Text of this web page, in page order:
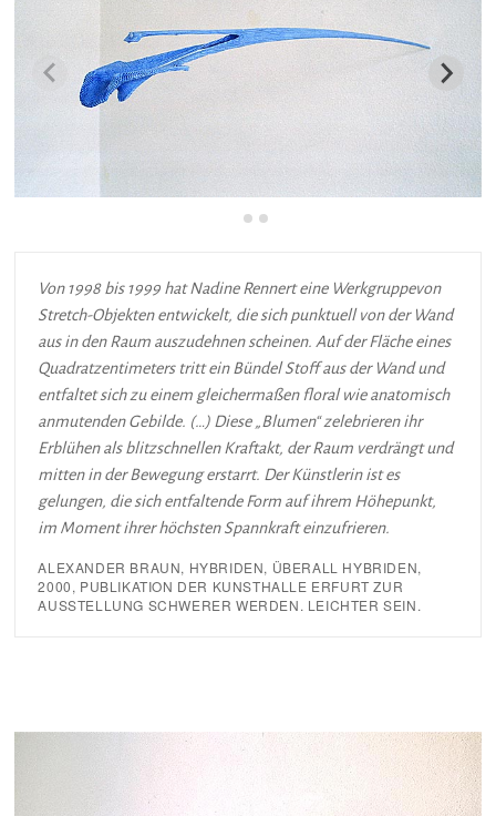
Von 1998 bis 1999 hat Nadine Rennert eine Werkgruppevon
Stretch-Objekten entwickelt, die sich punktuell von der Wand
aus in den Raum auszudehnen scheinen. Auf der Fläche eines
Quadratzentimeters tritt ein Bündel Stoff aus der Wand und
entfaltet sich zu einem gleichermaßen floral wie anatomisch
anmutenden Gebilde. (…) Diese „Blumen“ zelebrieren ihr
Erblühen als blitzschnellen Kraftakt, der Raum verdrängt und
mitten in der Bewegung erstarrt. Der Künstlerin ist es
gelungen, die sich entfaltende Form auf ihrem Höhepunkt,
im Moment ihrer höchsten Spannkraft einzufrieren.
ALEXANDER BRAUN, HYBRIDEN, ÜBERALL HYBRIDEN,
2000, PUBLIKATION DER KUNSTHALLE ERFURT ZUR
AUSSTELLUNG SCHWERER WERDEN. LEICHTER SEIN.